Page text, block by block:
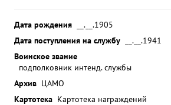
Дата рождения
__.__.1905
Дата поступления на службу
__.__.1941
Воинское звание
подполковник интенд. службы
Архив ЦАМО
Картотека Картотека награждений